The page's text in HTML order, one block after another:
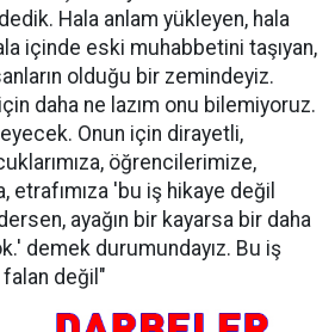
Hala anlam yükleyen, hala
içinde eski muhabbetini taşıyan,
olduğu bir zemindeyiz.
daha ne lazım onu bilemiyoruz.
Onun için dirayetli,
öğrencilerimize,
'bu iş hikaye değil
ayağın bir kayarsa bir daha
demek durumundayız. Bu iş
değil"